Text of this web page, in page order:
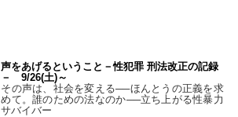
声をあげるということ－性犯罪 刑法改正の記録
－ 9/26(土)～
その声は、社会を変える──ほんとうの正義を求
めて。誰のための法なのか──立ち上がる性暴力
サバイバー